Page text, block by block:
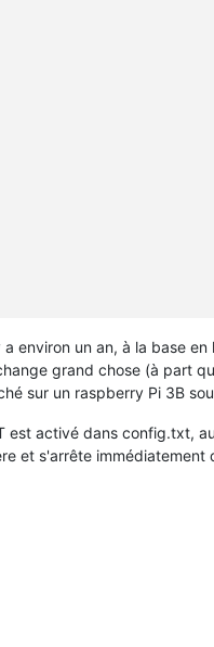
] [C-v] to see actual port
environ un an, à la base
grand chose (à part
sur un raspberry Pi 3B
est activé dans config.txt,
et s'arrête immédiatement